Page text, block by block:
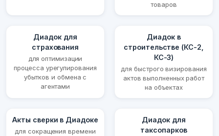
товаров
Диадок для
страхования
для оптимизации
процесса урегулирования
убытков и обмена с
агентами
Диадок в
строительстве (КС-2,
КС-3)
для быстрого визирования
актов выполненных работ
на объектах
Акты сверки в Диадоке
для сокращения времени
Диадок для
таксопарков